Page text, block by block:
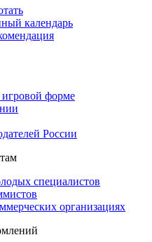
календарь
форме
России
специалистов
организациях